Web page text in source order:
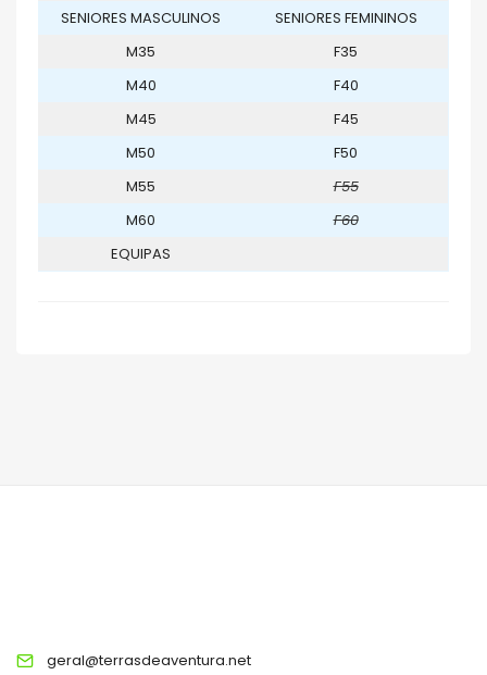
SENIORES MASCULINOS
SENIORES FEMININOS
M35
F35
M40
F40
M45
F45
M50
F50
M55
F55
M60
F60
EQUIPAS
geral@terrasdeaventura.net